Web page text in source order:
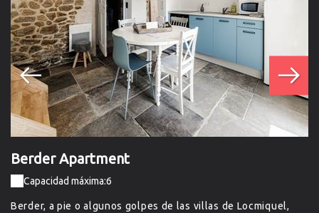
Berder Apartment
Capacidad máxima:6
Berder, a pie o algunos golpes de las villas de Locmiquel,